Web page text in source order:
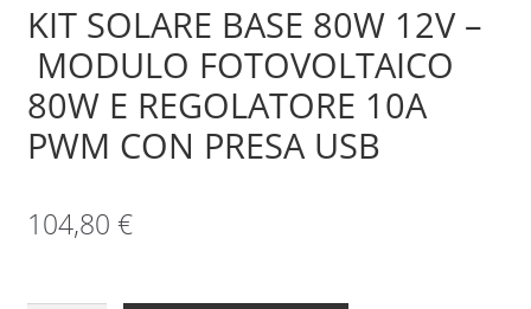
KIT SOLARE BASE 80W 12V –
MODULO FOTOVOLTAICO
80W E REGOLATORE 10A
PWM CON PRESA USB
104,80 €